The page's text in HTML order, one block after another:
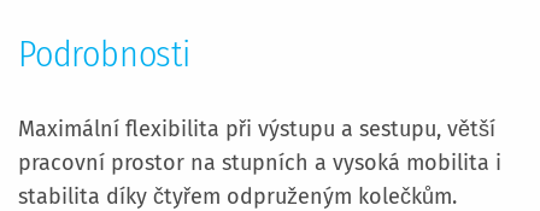
Podrobnosti
Maximální flexibilita při výstupu a sestupu, větší
pracovní prostor na stupních a vysoká mobilita i
stabilita díky čtyřem odpruženým kolečkům.